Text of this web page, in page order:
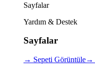
Sayfalar
Yardım & Destek
Sayfalar
→ Sepeti Görüntüle→